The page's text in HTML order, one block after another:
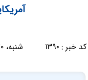
کد خبر :۱۳۹۰ شنبه، ۲۰ مهر ۱۳۹۲ - ۰۶:۵۱:۲۱